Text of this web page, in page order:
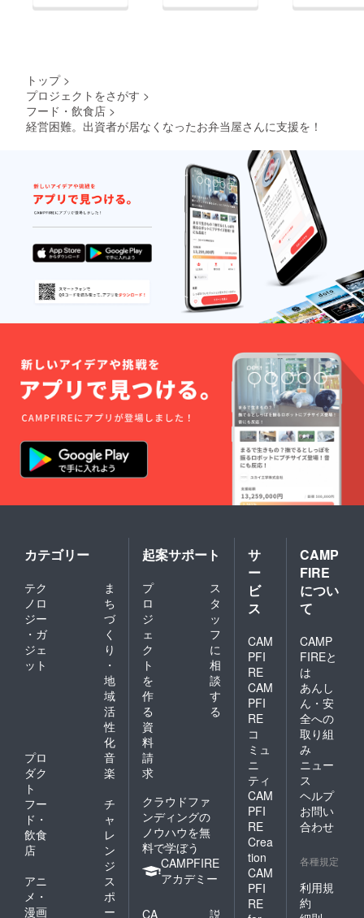
トップ >
プロジェクトをさがす >
フード・飲食店 >
経営困難。出資者が居なくなったお弁当屋さんに支援を！
カテゴリー
テク
ノロ
ジー
・ガ
ジェ
ット
ま
ち
づ
く
り
・
地
域
活
性
化
プロ
ダク
ト
音
楽
フー
ド・
飲食
店
チ
ャ
レ
ン
ジ
アニ
メ・
漫画
ス
ポ
ー
起案サポート
プ
ロ
ジ
ェ
ク
ト
を
作
る
ス
タ
ッ
フ
に
相
談
す
る
資
料
請
求
クラウドファ
ンディングの
ノウハウを無
料で学ぼう
CAMPFIRE
アカデミー
CA
説
サ
ー
ビ
ス
CAM
PFI
RE
CAM
PFI
RE
コ
ミュ
ニ
ティ
CAM
PFI
RE
Crea
tion
CAM
PFI
RE
CAMP
FIRE
につい
て
CAMP
FIREと
は
あんし
ん・安
全への
取り組
み
ニュー
ス
ヘルプ
お問い
合わせ
各種規定
利用規
約